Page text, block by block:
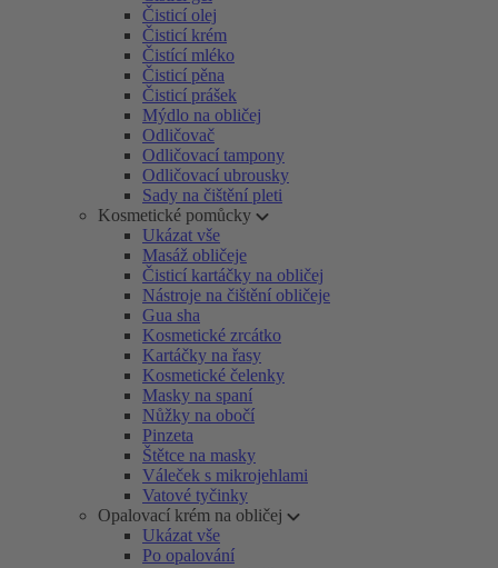
Čisticí olej
Čisticí krém
Čistící mléko
Čisticí pěna
Čisticí prášek
Mýdlo na obličej
Odličovač
Odličovací tampony
Odličovací ubrousky
Sady na čištění pleti
Kosmetické pomůcky
Ukázat vše
Masáž obličeje
Čisticí kartáčky na obličej
Nástroje na čištění obličeje
Gua sha
Kosmetické zrcátko
Kartáčky na řasy
Kosmetické čelenky
Masky na spaní
Nůžky na obočí
Pinzeta
Štětce na masky
Váleček s mikrojehlami
Vatové tyčinky
Opalovací krém na obličej
Ukázat vše
Po opalování